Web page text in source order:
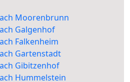
Moorenbrunn
Galgenhof
Falkenheim
Gartenstadt
Gibitzenhof
Hummelstein